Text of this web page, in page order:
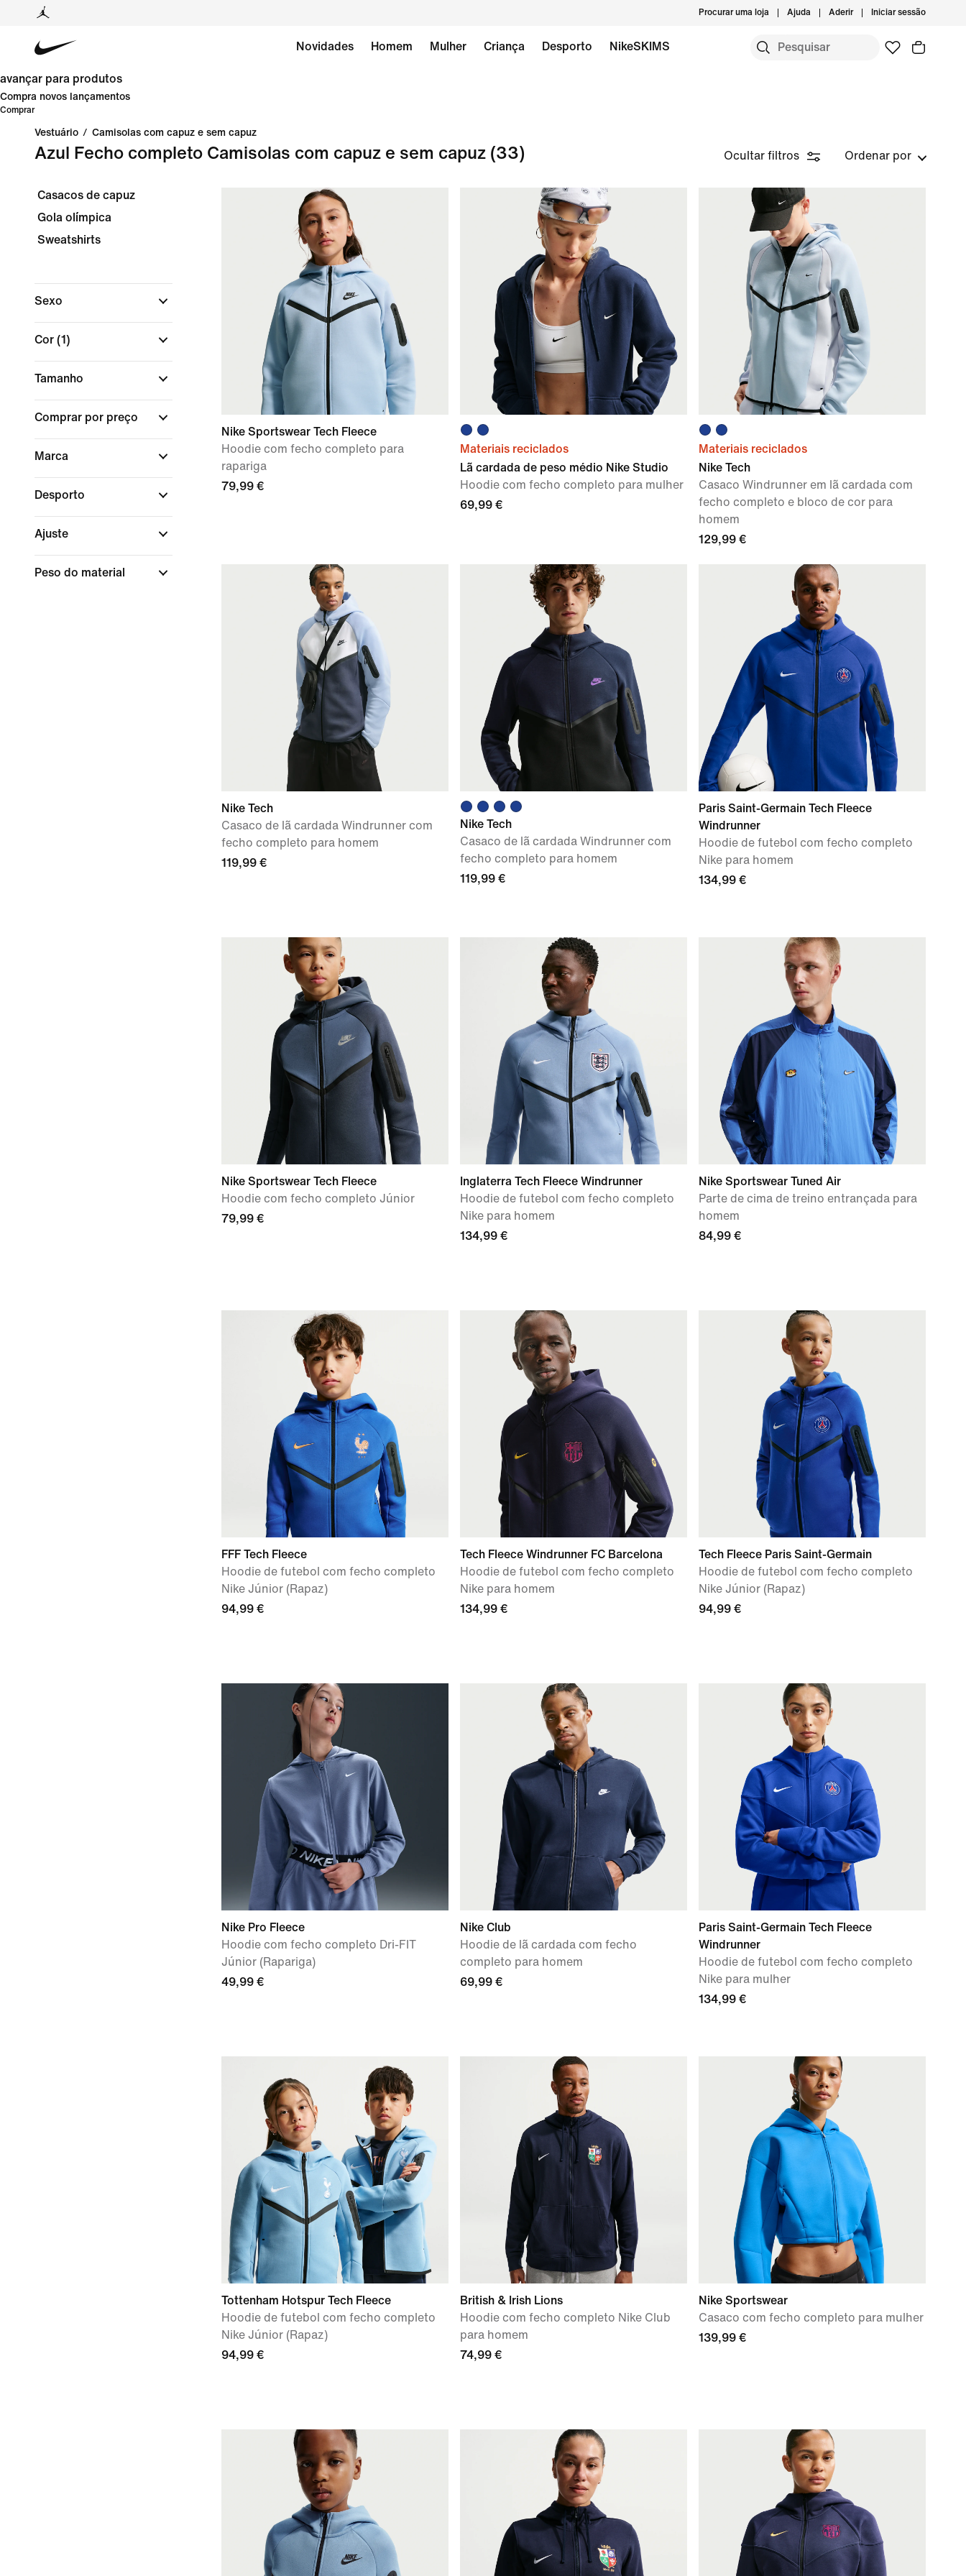
Procurar uma loja Ajuda Aderir Iniciar sessão
Novidades Homem Mulher Criança Desporto NikeSKIMS
avançar para produtos
Compra novos lançamentos
Comprar
Vestuário / Camisolas com capuz e sem capuz
Azul Fecho completo Camisolas com capuz e sem capuz (33) Ocultar filtros Ordenar por
Casacos de capuz
Gola olímpica
Sweatshirts
Sexo
Cor (1)
Tamanho
Comprar por preço
Marca
Desporto
Ajuste
Peso do material
Nike Sportswear Tech Fleece
Hoodie com fecho completo para
rapariga
79,99 €
Materiais reciclados
Lã cardada de peso médio Nike Studio
Hoodie com fecho completo para mulher
69,99 €
Materiais reciclados
Nike Tech
Casaco Windrunner em lã cardada com
fecho completo e bloco de cor para
homem
129,99 €
Nike Tech
Casaco de lã cardada Windrunner com
fecho completo para homem
119,99 €
Nike Tech
Casaco de lã cardada Windrunner com
fecho completo para homem
119,99 €
Paris Saint-Germain Tech Fleece
Windrunner
Hoodie de futebol com fecho completo
Nike para homem
134,99 €
Nike Sportswear Tech Fleece
Hoodie com fecho completo Júnior
79,99 €
Inglaterra Tech Fleece Windrunner
Hoodie de futebol com fecho completo
Nike para homem
134,99 €
Nike Sportswear Tuned Air
Parte de cima de treino entrançada para
homem
84,99 €
FFF Tech Fleece
Hoodie de futebol com fecho completo
Nike Júnior (Rapaz)
94,99 €
Tech Fleece Windrunner FC Barcelona
Hoodie de futebol com fecho completo
Nike para homem
134,99 €
Tech Fleece Paris Saint-Germain
Hoodie de futebol com fecho completo
Nike Júnior (Rapaz)
94,99 €
Nike Pro Fleece
Hoodie com fecho completo Dri-FIT
Júnior (Rapariga)
49,99 €
Nike Club
Hoodie de lã cardada com fecho
completo para homem
69,99 €
Paris Saint-Germain Tech Fleece
Windrunner
Hoodie de futebol com fecho completo
Nike para mulher
134,99 €
Tottenham Hotspur Tech Fleece
Hoodie de futebol com fecho completo
Nike Júnior (Rapaz)
94,99 €
British & Irish Lions
Hoodie com fecho completo Nike Club
para homem
74,99 €
Nike Sportswear
Casaco com fecho completo para mulher
139,99 €